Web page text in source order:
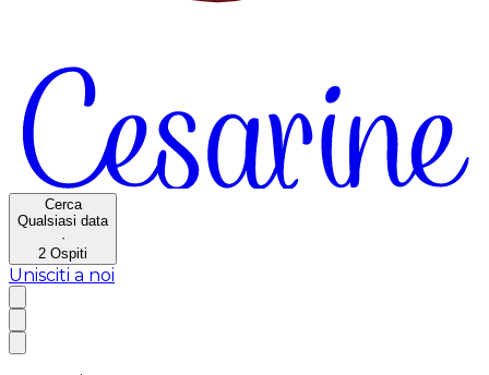
Cerca
Qualsiasi data
·
2 Ospiti
Unisciti a noi